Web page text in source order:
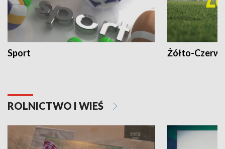
Sport Żółto-
ROLNICTWO I WIEŚ